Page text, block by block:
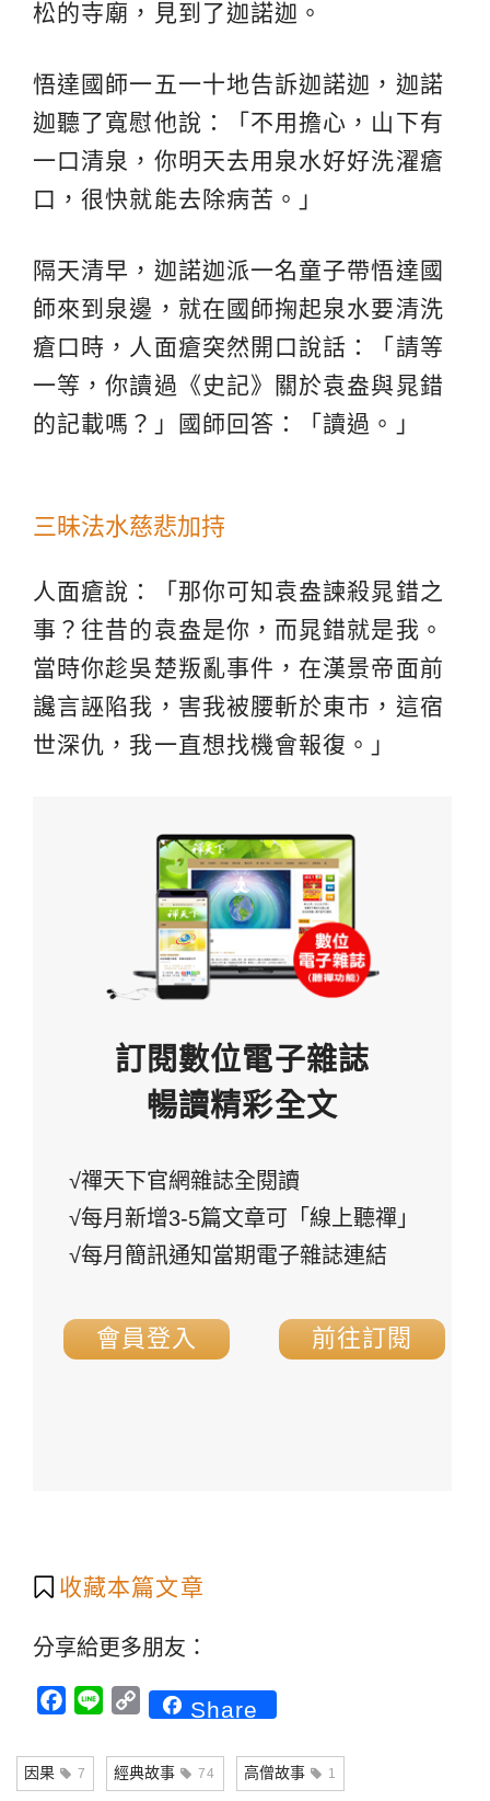
松的寺廟，見到了迦諾迦。
悟達國師一五一十地告訴迦諾迦，迦諾
迦聽了寬慰他說：「不用擔心，山下有
一口清泉，你明天去用泉水好好洗濯瘡
口，很快就能去除病苦。」
隔天清早，迦諾迦派一名童子帶悟達國
師來到泉邊，就在國師掬起泉水要清洗
瘡口時，人面瘡突然開口說話：「請等
一等，你讀過《史記》關於袁盎與晁錯
的記載嗎？」國師回答：「讀過。」
三昧法水慈悲加持
人面瘡說：「那你可知袁盎諫殺晁錯之
事？往昔的袁盎是你，而晁錯就是我。
當時你趁吳楚叛亂事件，在漢景帝面前
讒言誣陷我，害我被腰斬於東市，這宿
世深仇，我一直想找機會報復。」
訂閱數位電子雜誌
暢讀精彩全文
√禪天下官網雜誌全閱讀
√每月新增3-5篇文章可「線上聽禪」
√每月簡訊通知當期電子雜誌連結
會員登入 前往訂閱
收藏本篇文章
分享給更多朋友：
Facebook
Line CopyShare
因果 7 經典故事 74 高僧故事 1